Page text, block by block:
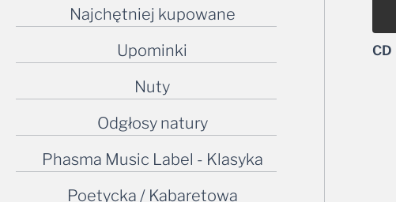
Najchętniej kupowane
Upominki
Nuty
Odgłosy natury
Phasma Music Label - Klasyka
Poetycka / Kabaretowa
CD